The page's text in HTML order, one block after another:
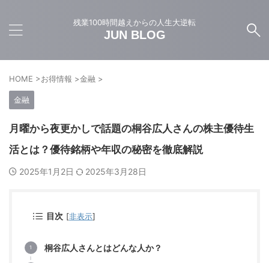
残業100時間越えからの人生大逆転
JUN BLOG
HOME >お得情報 >金融 >
金融
月曜から夜更かしで話題の桐谷広人さんの株主優待生
活とは？優待銘柄や年収の秘密を徹底解説
2025年1月2日 2025年3月28日
目次 [非表示]
桐谷広人さんとはどんな人か？